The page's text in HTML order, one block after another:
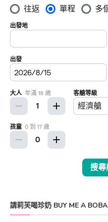
請莉芙喝珍奶 BUY ME A BOBA